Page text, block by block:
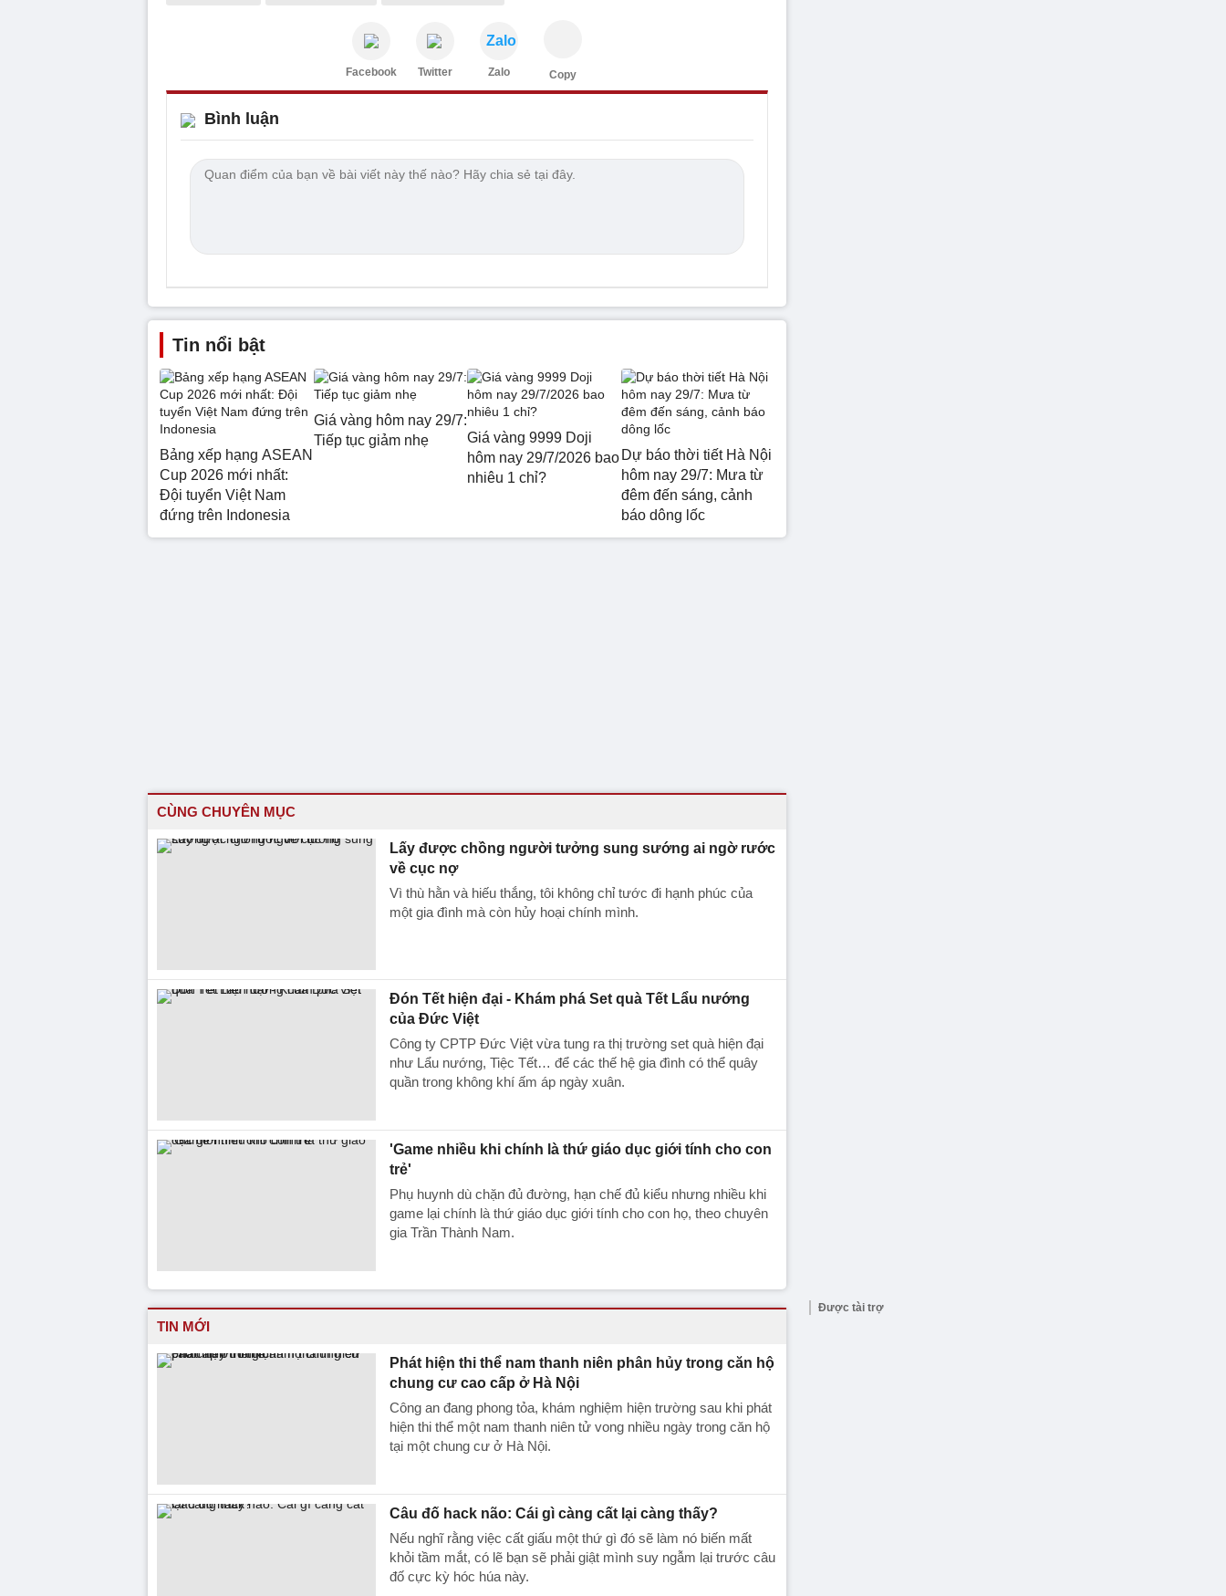
Facebook Twitter
Zalo
Zalo Copy
Bình luận
Tin nổi bật
Bảng xếp hạng ASEAN
Cup 2026 mới nhất:
Đội tuyển Việt Nam
đứng trên Indonesia
Giá vàng hôm nay 29/7:
Tiếp tục giảm nhẹ
Giá vàng 9999 Doji
hôm nay 29/7/2026 bao
nhiêu 1 chỉ?
Dự báo thời tiết Hà Nội
hôm nay 29/7: Mưa từ
đêm đến sáng, cảnh
báo dông lốc
CÙNG CHUYÊN MỤC
Lấy được chồng người tưởng sung sướng ai ngờ rước
về cục nợ
Vì thù hằn và hiếu thắng, tôi không chỉ tước đi hạnh phúc của
một gia đình mà còn hủy hoại chính mình.
Đón Tết hiện đại - Khám phá Set quà Tết Lẩu nướng
của Đức Việt
Công ty CPTP Đức Việt vừa tung ra thị trường set quà hiện đại
như Lẩu nướng, Tiệc Tết… để các thế hệ gia đình có thể quây
quần trong không khí ấm áp ngày xuân.
'Game nhiều khi chính là thứ giáo dục giới tính cho con
trẻ'
Phụ huynh dù chặn đủ đường, hạn chế đủ kiểu nhưng nhiều khi
game lại chính là thứ giáo dục giới tính cho con họ, theo chuyên
gia Trần Thành Nam.
TIN MỚI
Phát hiện thi thể nam thanh niên phân hủy trong căn hộ
chung cư cao cấp ở Hà Nội
Công an đang phong tỏa, khám nghiệm hiện trường sau khi phát
hiện thi thể một nam thanh niên tử vong nhiều ngày trong căn hộ
tại một chung cư ở Hà Nội.
Câu đố hack não: Cái gì càng cất lại càng thấy?
Nếu nghĩ rằng việc cất giấu một thứ gì đó sẽ làm nó biến mất
khỏi tầm mắt, có lẽ bạn sẽ phải giật mình suy ngẫm lại trước câu
đố cực kỳ hóc húa này.
Được tài trợ